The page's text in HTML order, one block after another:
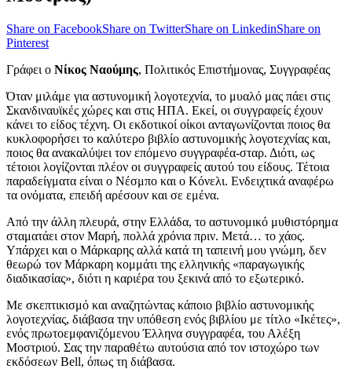
Share on FacebookShare on TwitterShare on LinkedinShare on
Pinterest
Γράφει ο Νίκος Ναούμης, Πολιτικός Επιστήμονας, Συγγραφέας
Όταν μιλάμε για αστυνομική λογοτεχνία, το μυαλό μας πάει στις
Σκανδιναυϊκές χώρες και στις ΗΠΑ. Εκεί, οι συγγραφείς έχουν
κάνει το είδος τέχνη. Οι εκδοτικοί οίκοι ανταγωνίζονται ποιος θα
κυκλοφορήσει το καλύτερο βιβλίο αστυνομικής λογοτεχνίας και,
ποιος θα ανακαλύψει τον επόμενο συγγραφέα-σταρ. Διότι, ως
τέτοιοι λογίζονται πλέον οι συγγραφείς αυτού του είδους. Τέτοια
παραδείγματα είναι ο Νέσμπο και ο Κόνελι. Ενδειχτικά αναφέρω
τα ονόματα, επειδή αρέσουν και σε εμένα.
Από την άλλη πλευρά, στην Ελλάδα, το αστυνομικό μυθιστόρημα
σταματάει στον Μαρή, πολλά χρόνια πριν. Μετά… το χάος.
Υπάρχει και ο Μάρκαρης αλλά κατά τη ταπεινή μου γνώμη, δεν
θεωρώ τον Μάρκαρη κομμάτι της ελληνικής «παραγωγικής
διαδικασίας», διότι η καριέρα του ξεκινά από το εξωτερικό.
Με σκεπτικισμό και αναζητώντας κάποιο βιβλίο αστυνομικής
λογοτεχνίας, διάβασα την υπόθεση ενός βιβλίου με τίτλο «Ικέτες»,
ενός πρωτοεμφανιζόμενου Έλληνα συγγραφέα, του Αλέξη
Μοστριού. Σας την παραθέτω αυτούσια από τον ιστοχώρο των
εκδόσεων Bell, όπως τη διάβασα.